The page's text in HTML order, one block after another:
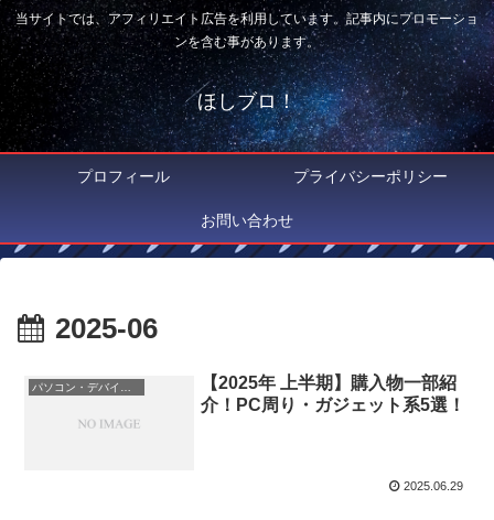
当サイトでは、アフィリエイト広告を利用しています。記事内にプロモーショ
ンを含む事があります。
ほしブロ！
プロフィール プライバシーポリシー
お問い合わせ
2025-06
【2025年 上半期】購入物一部紹
介！PC周り・ガジェット系5選！
2025.06.29